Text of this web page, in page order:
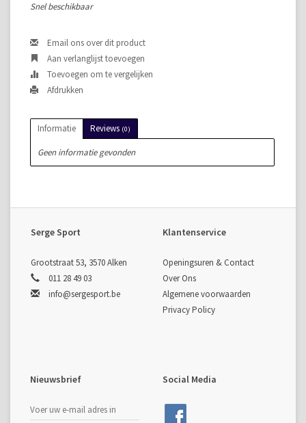
Snel beschikbaar
Email ons over dit product
Aan verlanglijst toevoegen
Toevoegen om te vergelijken
Afdrukken
Informatie Reviews (0)
Geen informatie gevonden
Serge Sport
Grootstraat 53, 3570 Alken
011 28 49 03
info@sergesport.be
Klantenservice
Openingsuren & Contact
Over Ons
Algemene voorwaarden
Privacy Policy
Nieuwsbrief Social Media